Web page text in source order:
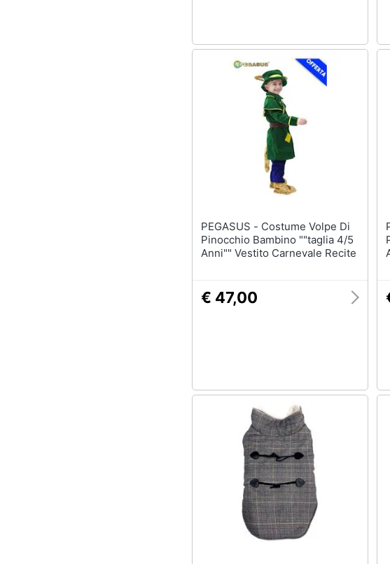
PEGASUS - Costume Volpe Di
Pinocchio Bambino ""taglia 4/5
Anni"" Vestito Carnevale Recite
€ 47,00